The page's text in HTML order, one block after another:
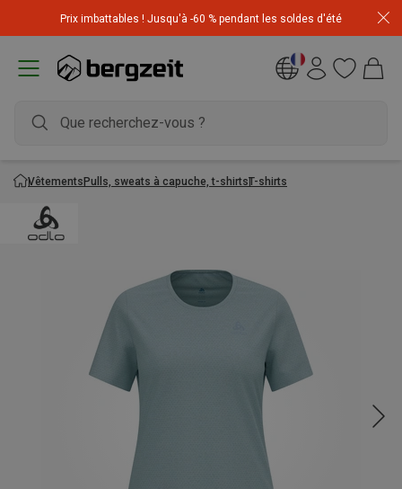
Prix imbattables ! Jusqu'à -60 % pendant les soldes d'été
l'article le moins cher! Code
VêtementsPulls, sweats à capuche, t-shirtsT-shirts